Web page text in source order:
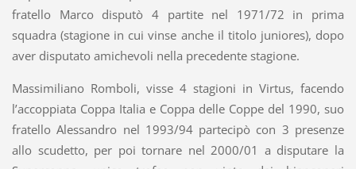
fratello Marco disputò 4 partite nel 1971/72 in prima
squadra (stagione in cui vinse anche il titolo juniores), dopo
aver disputato amichevoli nella precedente stagione.
Massimiliano Romboli, visse 4 stagioni in Virtus, facendo
l’accoppiata Coppa Italia e Coppa delle Coppe del 1990, suo
fratello Alessandro nel 1993/94 partecipò con 3 presenze
allo scudetto, per poi tornare nel 2000/01 a disputare la